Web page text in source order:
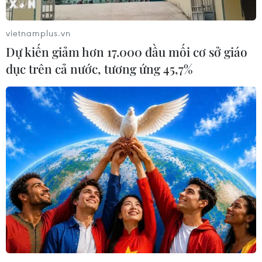
Trực thăng Mỹ diễn tập bắn đạn thật tại
Hàn Quốc sau 3 năm gián đoạn
25/07/2022 06:50
Sư đoàn bộ binh số 2 của Mỹ công bố hình ảnh và
video cho thấy suốt tuần qua, các trực thăng AH-64E v6
Apache đã tham gia các cuộc diễn tập bắn đạn thật,
với rocket và pháo.
vietnamplus.vn
Dự kiến giảm hơn 17.000 đầu mối cơ sở giáo
dục trên cả nước, tương ứng 45,7%